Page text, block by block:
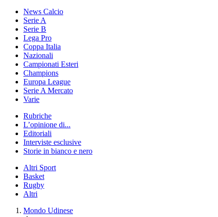
News Calcio
Serie A
Serie B
Lega Pro
Coppa Italia
Nazionali
Campionati Esteri
Champions
Europa League
Serie A Mercato
Varie
Rubriche
L’opinione di...
Editoriali
Interviste esclusive
Storie in bianco e nero
Altri Sport
Basket
Rugby
Altri
Mondo Udinese